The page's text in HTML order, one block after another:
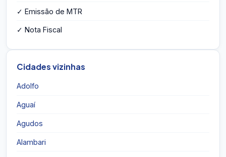
✓ Emissão de MTR
✓ Nota Fiscal
Cidades vizinhas
Adolfo
Aguaí
Agudos
Alambari